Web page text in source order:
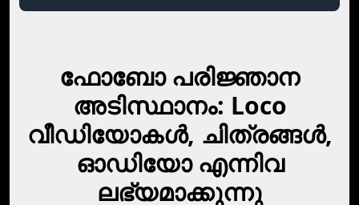
ഫോബോ പരിജ്ഞാന
അടിസ്ഥാനം: Loco
വീഡിയോകള്‍, ചിത്രങ്ങള്‍,
ഓഡിയോ എന്നിവ
ലഭ്യമാക്കുന്നു